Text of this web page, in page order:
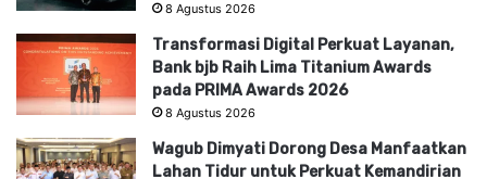
8 Agustus 2026
Transformasi Digital Perkuat Layanan,
Bank bjb Raih Lima Titanium Awards
pada PRIMA Awards 2026
8 Agustus 2026
Wagub Dimyati Dorong Desa Manfaatkan
Lahan Tidur untuk Perkuat Kemandirian